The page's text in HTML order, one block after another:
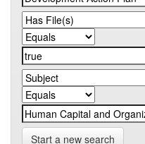
Start a new search